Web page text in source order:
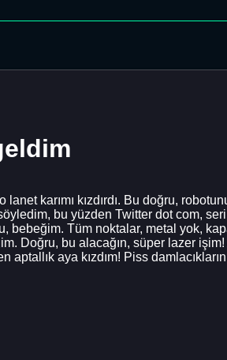
karımı kızdırdı. Bu doğru,
bu yüzden Twitter dot com,
bebeğim. Tüm noktalar, metal yok,
Doğru, bu alacağın, süper lazer işim!
aptallık aya kızdım! Piss